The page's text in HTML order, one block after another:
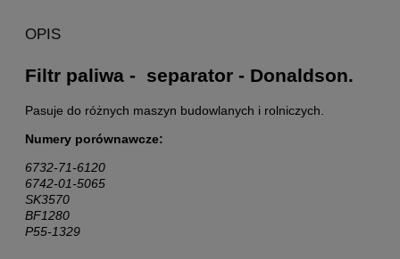
OPIS
Filtr paliwa - separator - Donaldson.
Pasuje do różnych maszyn budowlanych i rolniczych.
Numery porównawcze:
6732-71-6120
6742-01-5065
SK3570
BF1280
P55-1329